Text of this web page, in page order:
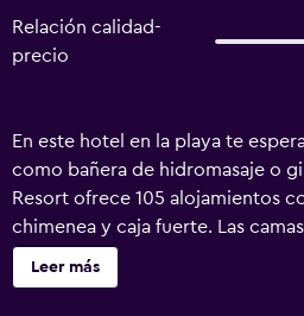
Relación calidad-
precio
En este hotel en la playa te
como bañera de hidromasaje o
Resort ofrece 105 alojamientos
chimenea y caja fuerte. Las
una capa de acolchado adicional
ropa de cama de alta calidad. Se
Leer más